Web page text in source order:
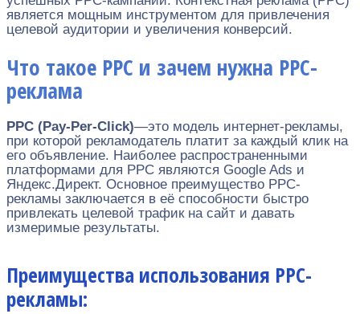
является мощным инструментом для привлечения
целевой аудитории и увеличения конверсий.
Что такое PPC и зачем нужна PPC-
реклама
PPC (Pay-Per-Click)—это модель интернет-рекламы,
при которой рекламодатель платит за каждый клик на
его объявление. Наиболее распространенными
платформами для PPC являются Google Ads и
Яндекс.Директ. Основное преимущество PPC-
рекламы заключается в её способности быстро
привлекать целевой трафик на сайт и давать
измеримые результаты.
Преимущества использования PPC-
рекламы: